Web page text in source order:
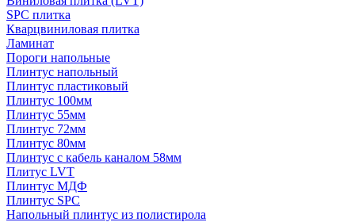
SPC плитка
Кварцвиниловая плитка
Ламинат
Пороги напольные
Плинтус напольный
Плинтус пластиковый
Плинтус 100мм
Плинтус 55мм
Плинтус 72мм
Плинтус 80мм
Плинтус с кабель каналом 58мм
Плитус LVT
Плинтус МДФ
Плинтус SPC
Напольный плинтус из полистирола